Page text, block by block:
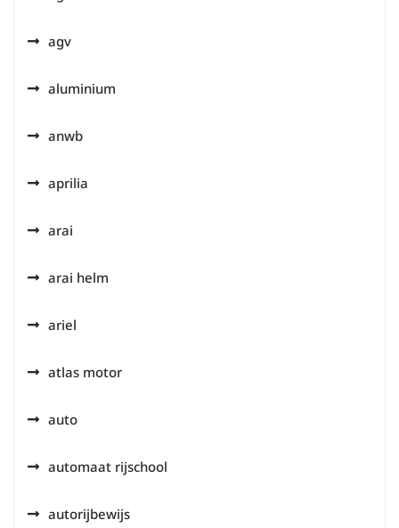
agv
aluminium
anwb
aprilia
arai
arai helm
ariel
atlas motor
auto
automaat rijschool
autorijbewijs